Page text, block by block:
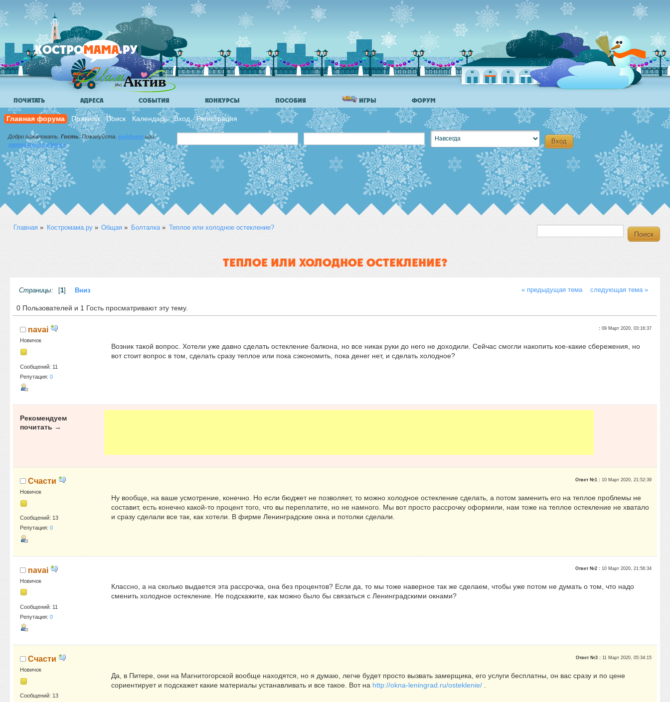
ПОЧИТАТЬ АДРЕСА СОБЫТИЯ КОНКУРСЫ ПОСОБИЯ ИГРЫ ФОРУМ
Главная форума Правила Поиск Календарь Вход Регистрация
Добро пожаловать,Гость. Пожалуйста, войдите или
зарегистрируйтесь.
Главная » Костромама.ру» Общая » Болталка» Теплое или холодное остекление?
ТЕПЛОЕ ИЛИ ХОЛОДНОЕ ОСТЕКЛЕНИЕ?
« предыдущая тема следующая тема »
Страницы: 1 Вниз
0 Пользователей и 1 Гость просматривают эту тему.
navai
Новичок
Сообщений: 11
Репутация: 0
:09 Март 2020, 03:16:37
Возник такой вопрос. Хотели уже давно сделать остекление балкона, но все никак руки до него не доходили. Сейчас смогли накопить кое-какие сбережения, но
вот стоит вопрос в том, сделать сразу теплое или пока сэкономить, пока денег нет, и сделать холодное?
Рекомендуем
почитать →
Счасти
Новичок
Сообщений: 13
Репутация: 0
Ответ №1 :10 Март 2020, 21:52:39
Ну вообще, на ваше усмотрение, конечно. Но если бюджет не позволяет, то можно холодное остекление сделать, а потом заменить его на теплое проблемы не
составит, есть конечно какой-то процент того, что вы переплатите, но не намного. Мы вот просто рассрочку оформили, нам тоже на теплое остекление не хватало
и сразу сделали все так, как хотели. В фирме Ленинградские окна и потолки сделали.
navai
Новичок
Сообщений: 11
Репутация: 0
Ответ №2 :10 Март 2020, 21:56:34
Классно, а на сколько выдается эта рассрочка, она без процентов? Если да, то мы тоже наверное так же сделаем, чтобы уже потом не думать о том, что надо
сменить холодное остекление. Не подскажите, как можно было бы связаться с Ленинградскими окнами?
Счасти
Новичок
Сообщений: 13
Ответ №3 :11 Март 2020, 05:34:15
Да, в Питере, они на Магнитогорской вообще находятся, но я думаю, легче будет просто вызвать замерщика, его услуги бесплатны, он вас сразу и по цене
сориентирует и подскажет какие материалы устанавливать и все такое. Вот на http://okna-leningrad.ru/osteklenie/